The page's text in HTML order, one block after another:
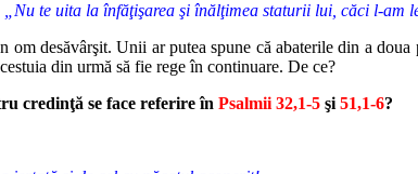
te uita la înfăţişarea şi înălţimea staturii lui, căci l-am
om desăvârşit. Unii ar putea spune că abaterile din a
din urmă să fie rege în continuare. De ce?
credinţă se face referire în Psalmii 32,1-5 şi 51,1-6?